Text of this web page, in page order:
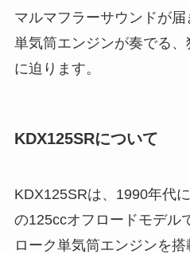
マルマフラーサウンドが
単気筒エンジンが奏でる
に迫ります。
KDX125SRについて
KDX125SRは、1990年代
の125ccオフロードモデル
ローク単気筒エンジンを